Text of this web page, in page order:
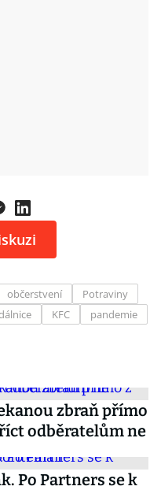
občerstvení
Potraviny
KFC pandemie
zbraň přímo
odběratelům ne
Po Partners se k